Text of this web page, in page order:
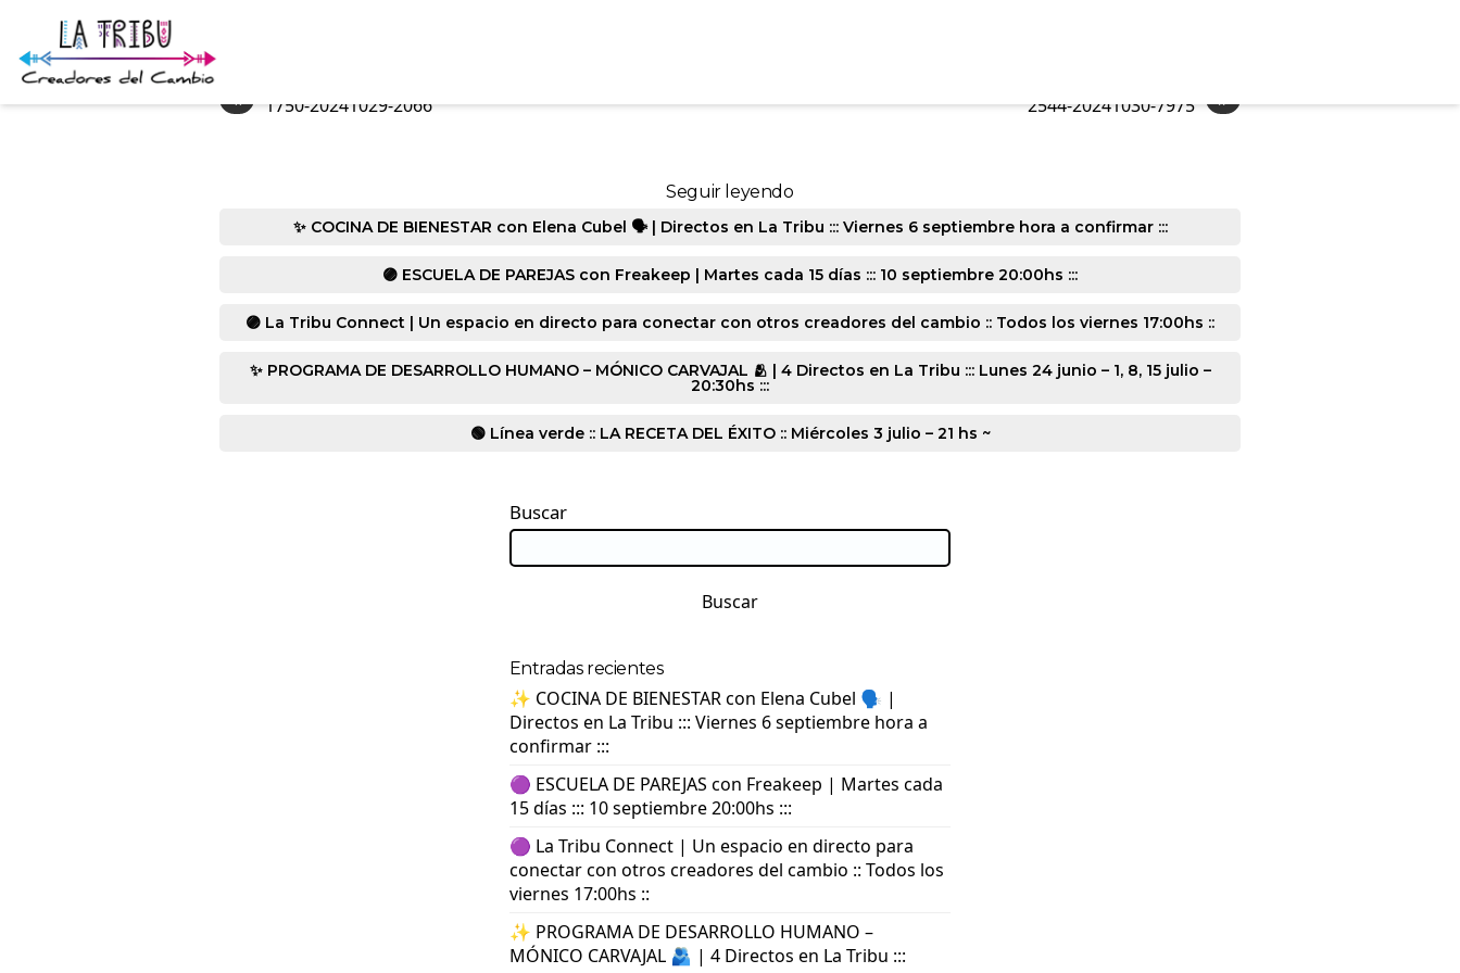
« 1750-20241029-2066 »
2544-20241030-7975
Seguir leyendo
✨ COCINA DE BIENESTAR con Elena Cubel 🗣️ | Directos en La Tribu ::: Viernes 6 septiembre hora a confirmar :::
🟣 ESCUELA DE PAREJAS con Freakeep | Martes cada 15 días ::: 10 septiembre 20:00hs :::
🟣 La Tribu Connect | Un espacio en directo para conectar con otros creadores del cambio :: Todos los viernes 17:00hs ::
✨ PROGRAMA DE DESARROLLO HUMANO – MÓNICO CARVAJAL 🫂 | 4 Directos en La Tribu ::: Lunes 24 junio – 1, 8, 15 julio –
20:30hs :::
🟢 Línea verde :: LA RECETA DEL ÉXITO :: Miércoles 3 julio – 21 hs ~
Buscar
Buscar
Entradas recientes
✨ COCINA DE BIENESTAR con Elena Cubel 🗣️ |
Directos en La Tribu ::: Viernes 6 septiembre hora a
confirmar :::
🟣 ESCUELA DE PAREJAS con Freakeep | Martes cada
15 días ::: 10 septiembre 20:00hs :::
🟣 La Tribu Connect | Un espacio en directo para
conectar con otros creadores del cambio :: Todos los
viernes 17:00hs ::
✨ PROGRAMA DE DESARROLLO HUMANO –
MÓNICO CARVAJAL 🫂 | 4 Directos en La Tribu :::